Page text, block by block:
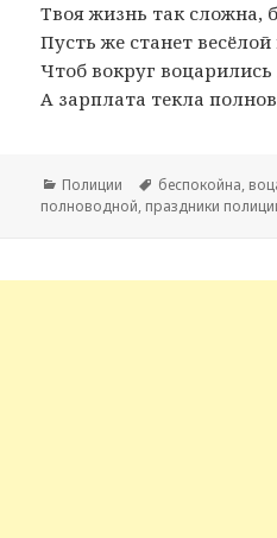
Твоя жизнь так сложна,
Пусть же станет
Чтоб вокруг
А зарплата текла
Рубрики
Полиции Метки
беспокойна,
полноводной, праздники